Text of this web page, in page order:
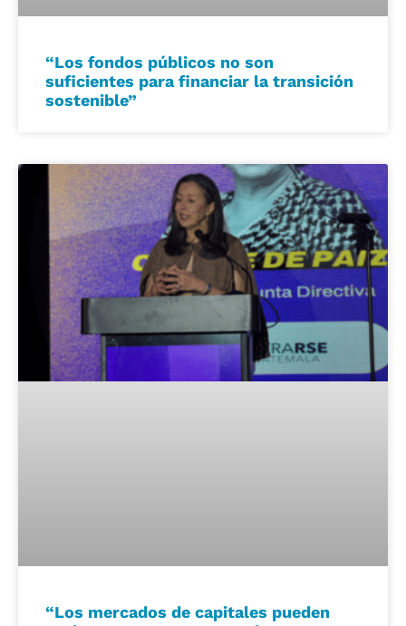
“Los fondos públicos no son
suficientes para financiar la transición
sostenible”
“Los mercados de capitales pueden